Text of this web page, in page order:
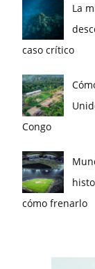
La
caso crítico
Congo
cómo frenarlo